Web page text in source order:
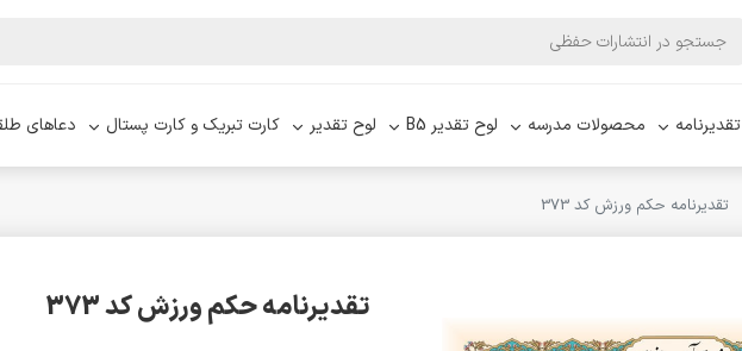
تقدیرنامه محصولات مدرسه لوح تقدیر B5 لوح تقدیر کارت تبریک و کارت پستال دعاهای
تقدیرنامه حکم ورزش کد 373
تقدیرنامه حکم ورزش کد 373